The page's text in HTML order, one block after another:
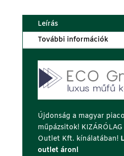
Leírás
További információk
Újdonság a magyar
műpázsitok!
Outlet Kft. kínálatában!
outlet áron!